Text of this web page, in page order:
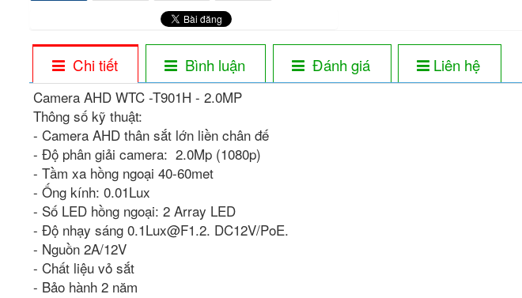
Chi tiết Bình luận Đánh giá Liên hệ
Camera AHD WTC -T901H - 2.0MP
Thông số kỹ thuật:
- Camera AHD thân sắt lớn liền chân đế
- Độ phân giải camera: 2.0Mp (1080p)
- Tầm xa hồng ngoại 40-60met
- Ống kính: 0.01Lux
- Số LED hồng ngoại: 2 Array LED
- Độ nhạy sáng 0.1Lux@F1.2. DC12V/PoE.
- Nguồn 2A/12V
- Chất liệu vỏ sắt
- Bảo hành 2 năm